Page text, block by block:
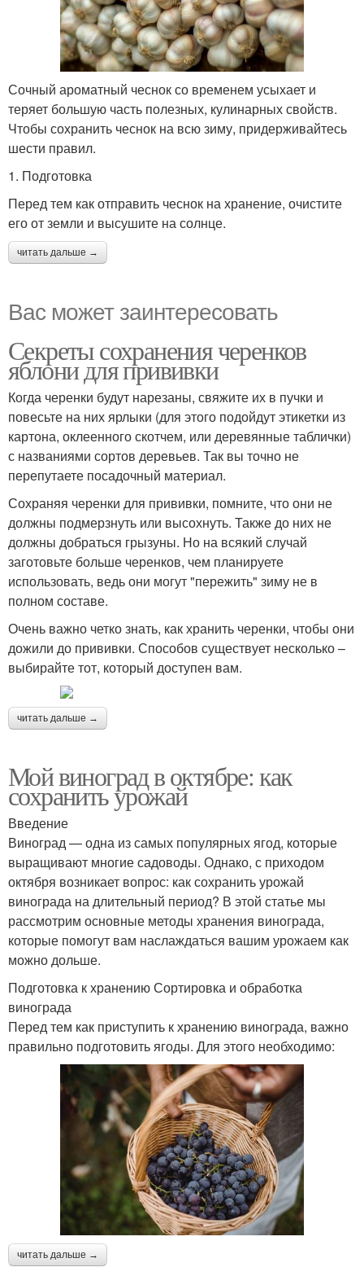
Сочный ароматный чеснок со временем усыхает и
теряет большую часть полезных, кулинарных свойств.
Чтобы сохранить чеснок на всю зиму, придерживайтесь
шести правил.
1. Подготовка
Перед тем как отправить чеснок на хранение, очистите
его от земли и высушите на солнце.
читать дальше →
Вас может заинтересовать
Секреты сохранения черенков
яблони для прививки
Когда черенки будут нарезаны, свяжите их в пучки и
повесьте на них ярлыки (для этого подойдут этикетки из
картона, оклеенного скотчем, или деревянные таблички)
с названиями сортов деревьев. Так вы точно не
перепутаете посадочный материал.
Сохраняя черенки для прививки, помните, что они не
должны подмерзнуть или высохнуть. Также до них не
должны добраться грызуны. Но на всякий случай
заготовьте больше черенков, чем планируете
использовать, ведь они могут "пережить" зиму не в
полном составе.
Очень важно четко знать, как хранить черенки, чтобы они
дожили до прививки. Способов существует несколько –
выбирайте тот, который доступен вам.
читать дальше →
Мой виноград в октябре: как
сохранить урожай
Введение
Виноград — одна из самых популярных ягод, которые
выращивают многие садоводы. Однако, с приходом
октября возникает вопрос: как сохранить урожай
винограда на длительный период? В этой статье мы
рассмотрим основные методы хранения винограда,
которые помогут вам наслаждаться вашим урожаем как
можно дольше.
Подготовка к хранению Сортировка и обработка
винограда
Перед тем как приступить к хранению винограда, важно
правильно подготовить ягоды. Для этого необходимо:
читать дальше →